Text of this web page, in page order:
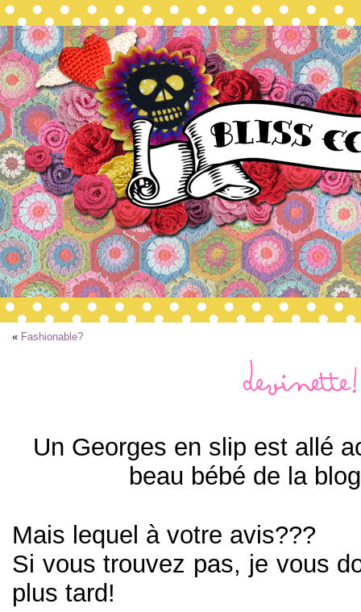
« Fashionable?
Devinette!
Un Georges en slip est allé
beau bébé de la
Mais lequel à votre avis???
Si vous trouvez pas, je vous
plus tard!